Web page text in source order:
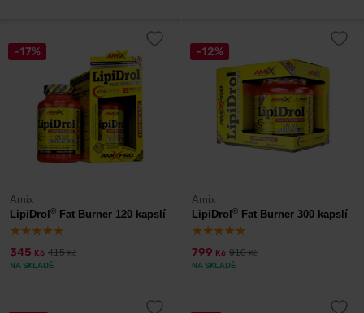
-17%
Amix
LipiDrol ® Fat Burner 120 kapslí
345 Kč 415Kč
NA SKLADĚ
-12%
Amix
LipiDrol ® Fat Burner 300 kapslí
799 Kč 910Kč
NA SKLADĚ